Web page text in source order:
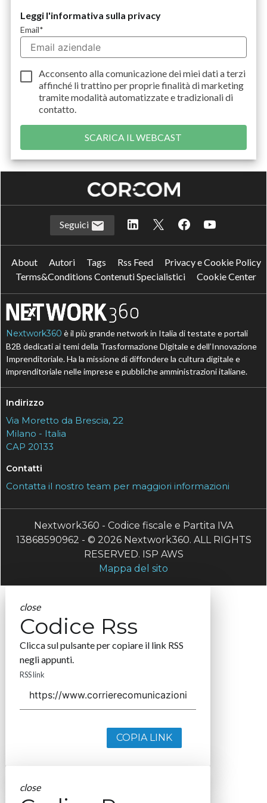
Leggi l'informativa sulla privacy
Email*
Acconsento alla comunicazione dei miei dati aterzi
affinché li trattino per proprie finalità di marketing
tramite modalità automatizzate e tradizionali di
contatto.
Seguici
About Autori Tags Rss Feed
Privacy e Cookie Policy
Terms&Conditions Contenuti Specialistici
Cookie Center
Nextwork360 è il più grande network in Italia di testate e portali
B2B dedicati ai temi della Trasformazione Digitale e dell’Innovazione
Imprenditoriale. Ha la missione di diffondere la cultura digitale e
imprenditoriale nelle imprese e pubbliche amministrazioni italiane.
Indirizzo
Via Moretto da Brescia, 22
Milano - Italia
CAP 20133
Contatti
Contatta il nostro team per maggiori informazioni
Nextwork360 - Codice fiscale e Partita IVA
13868590962 - © 2026 Nextwork360. ALL RIGHTS
RESERVED. ISP AWS
Mappa del sito
close
Codice Rss
Clicca sul pulsante per copiare il link RSS
negli appunti.
RSS link
COPIA LINK
close